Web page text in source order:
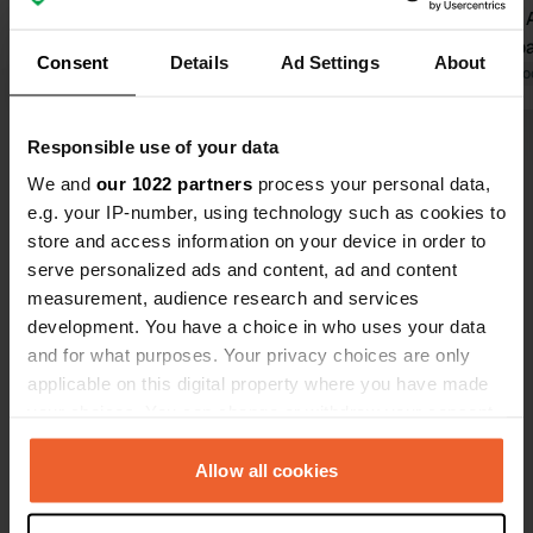
Consent Details Ad Settings About
Responsible use of your data
We and our 1022 partners process your personal data,
e.g. your IP-number, using technology such as cookies to
store and access information on your device in order to
serve personalized ads and content, ad and content
measurement, audience research and services
development. You have a choice in who uses your data
and for what purposes. Your privacy choices are only
applicable on this digital property where you have made
any time from the Cookie Declaration or by clicking on
the Privacy trigger icon.Allow all cookies
Tradotto da GoogleMostra originale
andartene.
accade
alle
camper.
Tradotto da
Visualizza tutte le 11 recensioni
Sei stato qui?
Rue du Castel an Dour
Copia